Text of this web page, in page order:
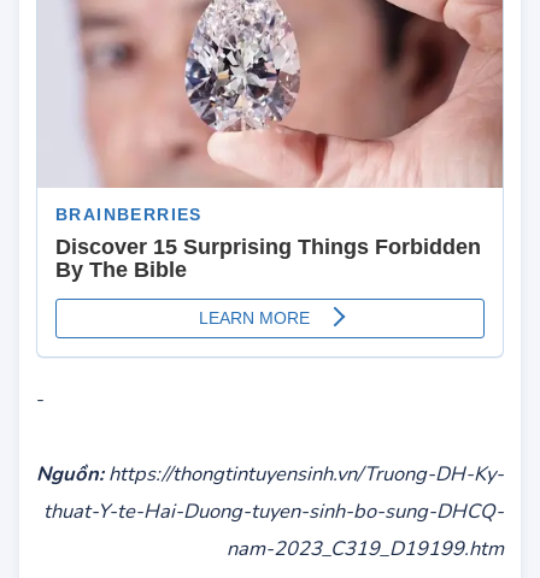
Nguồn:https://thongtintuyensinh.vn/Truong-DH-Ky-
thuat-Y-te-Hai-Duong-tuyen-sinh-bo-sung-DHCQ-